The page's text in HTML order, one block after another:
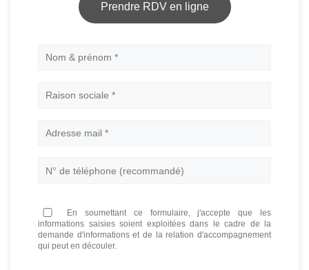
Prendre RDV en ligne
Nom
En soumettant ce formulaire, j'accepte que les
informations saisies soient exploitées dans le cadre de la
demande d'informations et de la relation d'accompagnement
qui peut en découler.